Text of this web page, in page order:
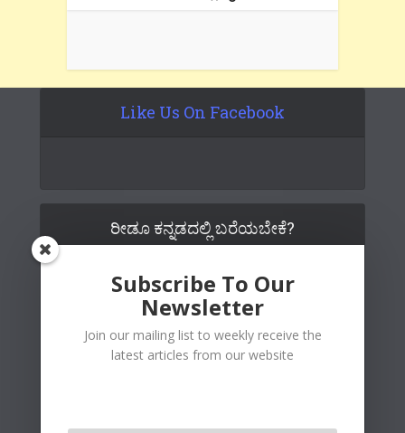
Like Us On Facebook
ರೀಡೂ ಕನ್ನಡದಲ್ಲಿ ಬರೆಯಬೇಕೆ?
Subscribe To Our
Newsletter
Join our mailing list to weekly receive the
latest articles from our website